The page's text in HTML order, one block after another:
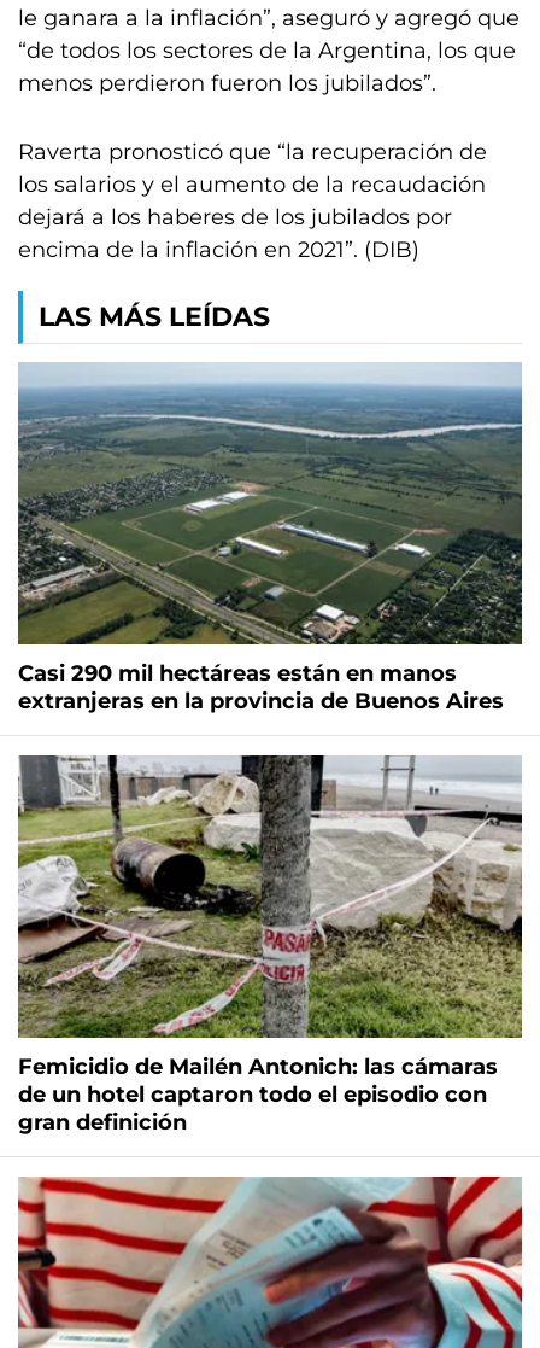
le ganara a la inflación”, aseguró y agregó que
“de todos los sectores de la Argentina, los que
menos perdieron fueron los jubilados”.
Raverta pronosticó que “la recuperación de
los salarios y el aumento de la recaudación
dejará a los haberes de los jubilados por
encima de la inflación en 2021”. (DIB)
LAS MÁS LEÍDAS
Casi 290 mil hectáreas están en manos
extranjeras en la provincia de Buenos Aires
Femicidio de Mailén Antonich: las cámaras
de un hotel captaron todo el episodio con
gran definición